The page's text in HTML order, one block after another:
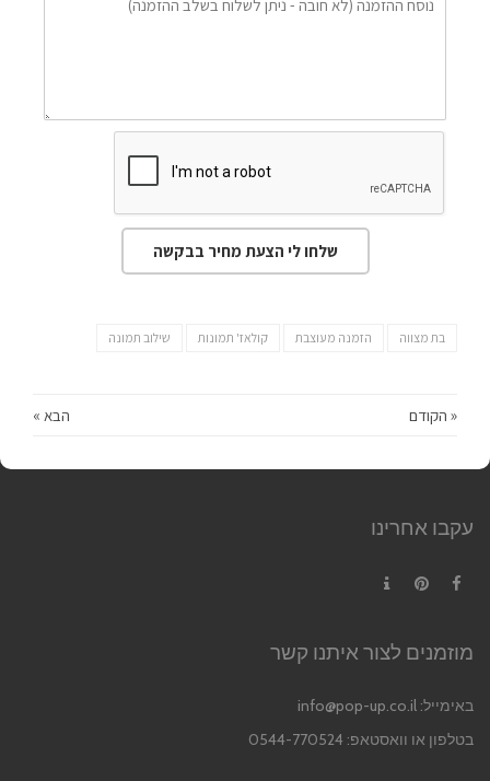
שלחו לי הצעת מחיר בבקשה
בת מצווה הזמנה מעוצבת קולאז' תמונות שילוב תמונה
« הקודם הבא »
עקבו אחרינו
מוזמנים לצור איתנו קשר
באימייל: info@pop-up.co.il
בטלפון או וואסטאפ: 0544-770524